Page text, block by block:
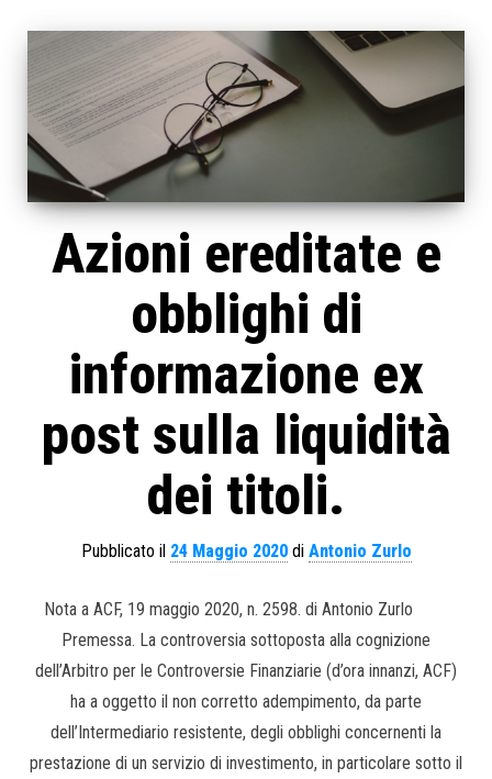
Azioni ereditate e
obblighi di
informazione ex
post sulla liquidità
dei titoli.
Pubblicato il 24 Maggio 2020di Antonio Zurlo
Nota a ACF, 19 maggio 2020, n. 2598. di Antonio Zurlo
Premessa. La controversia sottoposta alla cognizione
dell’Arbitro per le Controversie Finanziarie (d’ora innanzi, ACF)
ha a oggetto il non corretto adempimento, da parte
dell’Intermediario resistente, degli obblighi concernenti la
prestazione di un servizio di investimento, in particolare sotto il